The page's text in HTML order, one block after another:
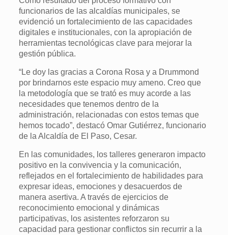
funcionarios de las alcaldías municipales, se
evidenció un fortalecimiento de las capacidades
digitales e institucionales, con la apropiación de
herramientas tecnológicas clave para mejorar la
gestión pública.
“Le doy las gracias a Corona Rosa y a Drummond
por brindarnos este espacio muy ameno. Creo que
la metodología que se trató es muy acorde a las
necesidades que tenemos dentro de la
administración, relacionadas con estos temas que
hemos tocado”, destacó Omar Gutiérrez, funcionario
de la Alcaldía de El Paso, Cesar.
En las comunidades, los talleres generaron impacto
positivo en la convivencia y la comunicación,
reflejados en el fortalecimiento de habilidades para
expresar ideas, emociones y desacuerdos de
manera asertiva. A través de ejercicios de
reconocimiento emocional y dinámicas
participativas, los asistentes reforzaron su
capacidad para gestionar conflictos sin recurrir a la